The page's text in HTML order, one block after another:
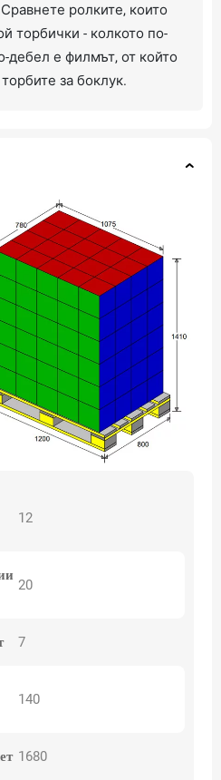
ролките, които
торбички - колкото по-
дебел е филмът, от който
за боклук.
12
20
7
140
1680